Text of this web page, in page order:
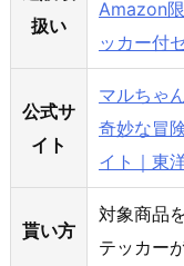
扱い
Amazon
ッカー付
公式サ
イト
マルちゃ
奇妙な冒
イト｜東
貰い方
対象商品
テッカー